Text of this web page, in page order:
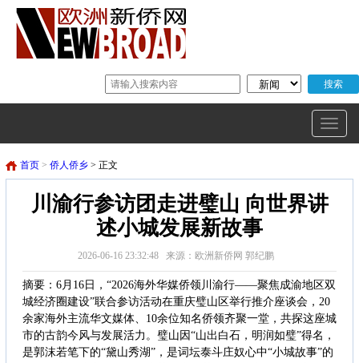
首页 > 侨人侨乡 > 正文
川渝行参访团走进璧山 向世界讲
述小城发展新故事
2026-06-16 23:32:48 来源：欧洲新侨网 郭纪鹏
摘要：6月16日，“2026海外华媒侨领川渝行——聚焦成渝地区双
城经济圈建设”联合参访活动在重庆璧山区举行推介座谈会，20
余家海外主流华文媒体、10余位知名侨领齐聚一堂，共探这座城
市的古韵今风与发展活力。璧山因“山出白石，明润如璧”得名，
是郭沫若笔下的“黛山秀湖”，是词坛泰斗庄奴心中“小城故事”的